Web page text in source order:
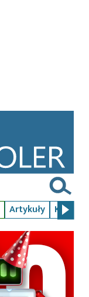
Artykuły Kursy